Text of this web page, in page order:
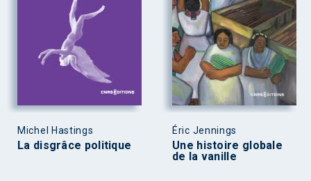
Michel Hastings
La disgrâce politique
Éric Jennings
Une histoire globale
de la vanille